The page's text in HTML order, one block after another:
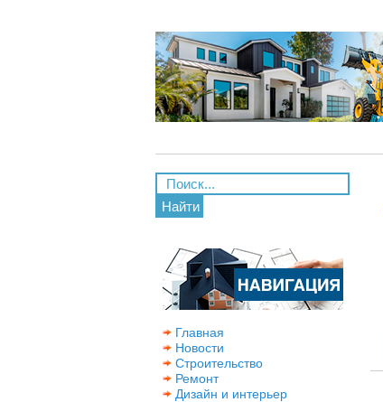
Найти
Главная
Новости
Строительство
Ремонт
Дизайн и интерьер